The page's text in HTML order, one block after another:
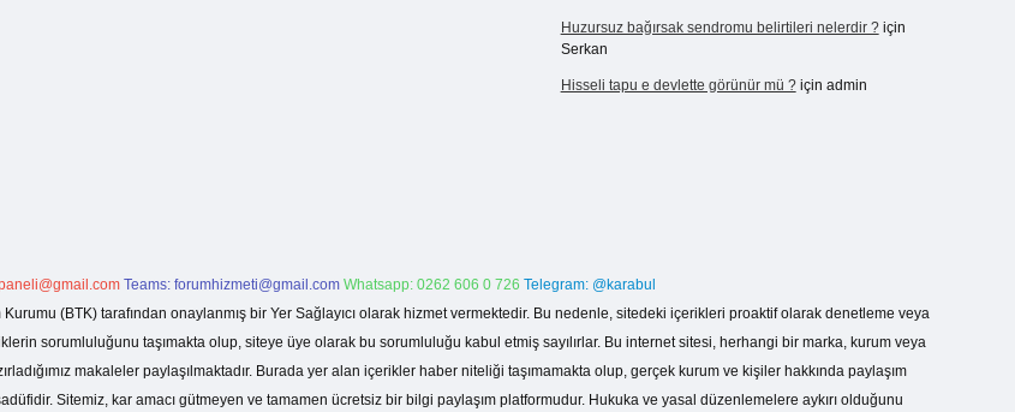
Huzursuz bağırsak sendromu belirtileri nelerdir ?için
Serkan
Hisseli tapu e devlette görünür mü ?için admin
Teams: forumhizmeti@gmail.com Whatsapp: 0262 606 0 726 Telegram: @karabul
(BTK) tarafından onaylanmış bir Yer Sağlayıcı olarak hizmet vermektedir. Bu nedenle, sitedeki içerikleri proaktif olarak denetleme veya
sorumluluğunu taşımakta olup, siteye üye olarak bu sorumluluğu kabul etmiş sayılırlar. Bu internet sitesi, herhangi bir marka, kurum veya
makaleler paylaşılmaktadır. Burada yer alan içerikler haber niteliği taşımamakta olup, gerçek kurum ve kişiler hakkında paylaşım
Sitemiz, kar amacı gütmeyen ve tamamen ücretsiz bir bilgi paylaşım platformudur. Hukuka ve yasal düzenlemelere aykırı olduğunu